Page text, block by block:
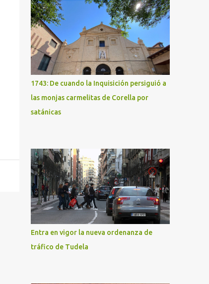
1743: De cuando la Inquisición persiguió a
las monjas carmelitas de Corella por
satánicas
Entra en vigor la nueva ordenanza de
tráfico de Tudela